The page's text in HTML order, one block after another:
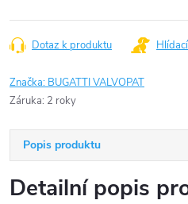
Dotaz k produktu
Značka: BUGATTI VALVOPAT
Záruka: 2 roky
Popis produktu
Detailní popis